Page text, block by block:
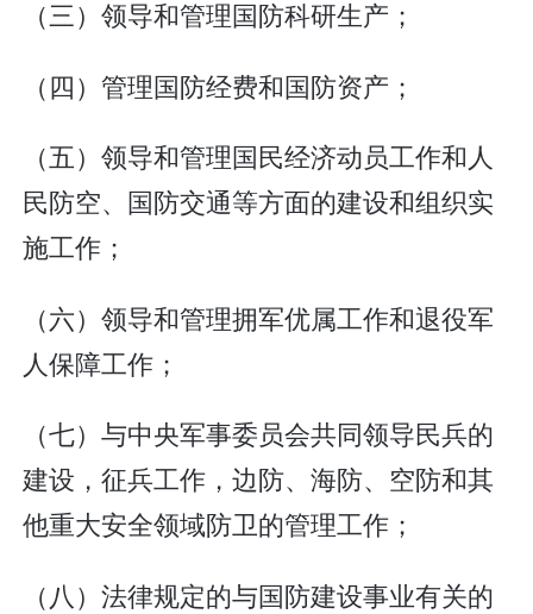
（三）领导和管理国防科研生产；
（四）管理国防经费和国防资产；
（五）领导和管理国民经济动员工作和人
民防空、国防交通等方面的建设和组织实
施工作；
（六）领导和管理拥军优属工作和退役军
人保障工作；
（七）与中央军事委员会共同领导民兵的
建设，征兵工作，边防、海防、空防和其
他重大安全领域防卫的管理工作；
（八）法律规定的与国防建设事业有关的